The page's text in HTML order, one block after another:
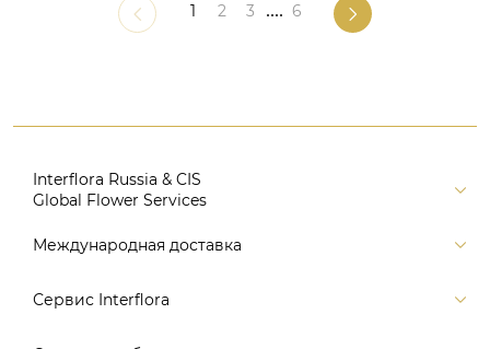
1 2 3 .... 6
Interflora Russia & CIS
Global Flower Services
Версия для печати
Поиск
Международная доставка
Россия
Сервис Interflora